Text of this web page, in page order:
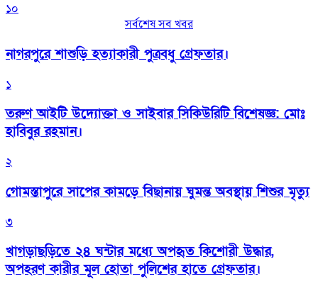
১০
সর্বশেষ সব খবর
নাগরপুরে শাশুড়ি হত্যাকারী পুত্রবধু গ্রেফতার।
১
তরুণ আইটি উদ্যোক্তা ও সাইবার সিকিউরিটি বিশেষজ্ঞ: মোঃ
হাবিবুর রহমান।
২
গোমস্তাপুরে সাপের কামড়ে বিছানায় ঘুমন্ত অবস্থায় শিশুর মৃত্যু
৩
খাগড়াছড়িতে ২৪ ঘন্টার মধ্যে অপহৃত কিশোরী উদ্ধার,
অপহরণ কারীর মূল হোতা পুলিশের হাতে গ্রেফতার।